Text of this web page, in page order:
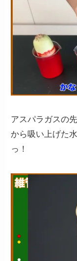
アスパラガスの
から吸い上げた
っ！